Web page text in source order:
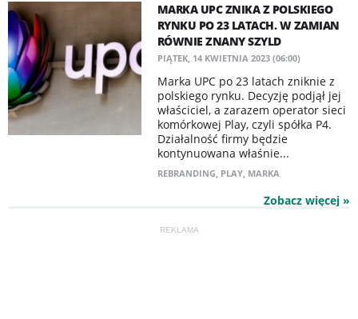
MARKA UPC ZNIKA Z POLSKIEGO
RYNKU PO 23 LATACH. W ZAMIAN
RÓWNIE ZNANY SZYLD
PIĄTEK, 14 KWIETNIA 2023 (06:00)
Marka UPC po 23 latach zniknie z
polskiego rynku. Decyzję podjął jej
właściciel, a zarazem operator sieci
komórkowej Play, czyli spółka P4.
Działalność firmy będzie
kontynuowana właśnie...
REBRANDING, PLAY, MARKA
Zobacz więcej »
REKLAMA